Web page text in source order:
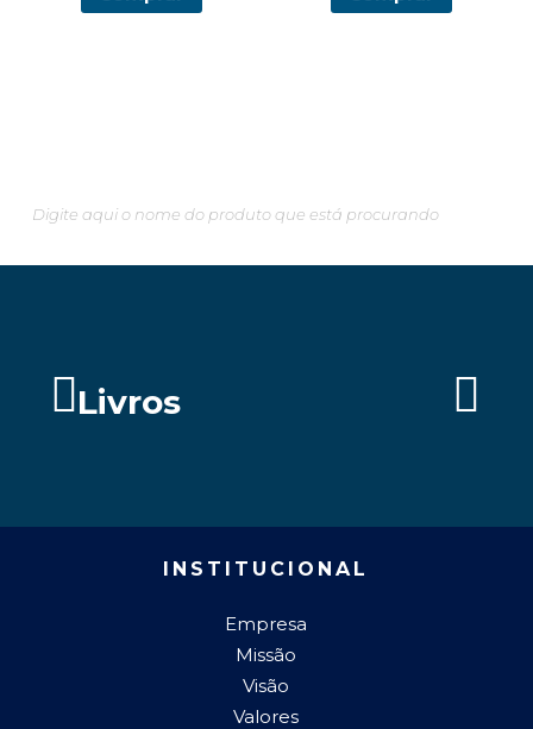
Livros
INSTITUCIONAL
Empresa
Missão
Visão
Valores